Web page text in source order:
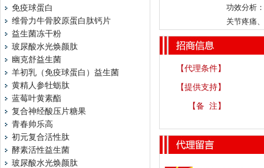
免疫球蛋白
维骨力牛骨胶原蛋白肽钙片
益生菌冻干粉
玻尿酸水光焕颜肽
幽克舒益生菌
羊初乳（免疫球蛋白）益生菌
黄精人参牡蛎肽
蓝莓叶黄素酯
复合神经酸压片糖果
青春帅乐高
初元复合活性肽
酵素活性益生菌
玻尿酸水光焕颜肽
功效分析：
关节疼痛
【代理条件】
【提供支持】
【备 注】